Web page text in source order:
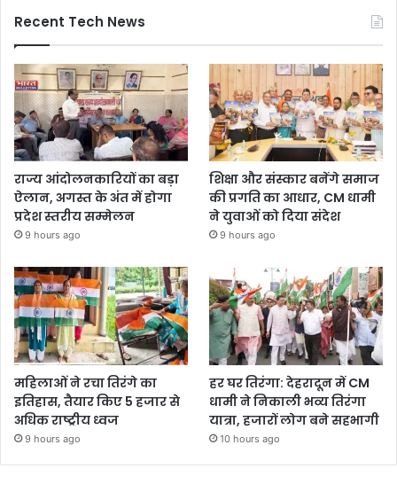
Recent Tech News
राज्य आंदोलनकारियों का बड़ा
ऐलान, अगस्त के अंत में होगा
प्रदेश स्तरीय सम्मेलन
9 hours ago
शिक्षा और संस्कार बनेंगे समाज
की प्रगति का आधार, CM धामी
ने युवाओं को दिया संदेश
9 hours ago
महिलाओं ने रचा तिरंगे का
इतिहास, तैयार किए 5 हजार से
अधिक राष्ट्रीय ध्वज
9 hours ago
हर घर तिरंगा: देहरादून में CM
धामी ने निकाली भव्य तिरंगा
यात्रा, हजारों लोग बने सहभागी
10 hours ago